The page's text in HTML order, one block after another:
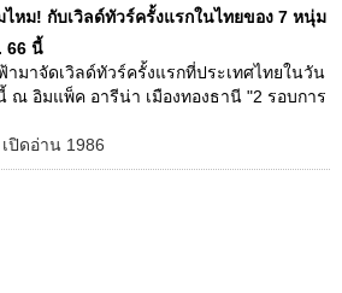
ไหม! กับเวิลด์ทัวร์ครั้งแรกในไทยของ 7 หนุ่ม
66 นี้
ามาจัดเวิลด์ทัวร์ครั้งแรกที่ประเทศไทยในวัน
ณ อิมแพ็ค อารีน่า เมืองทองธานี "2 รอบการ
ปิดอ่าน 1986